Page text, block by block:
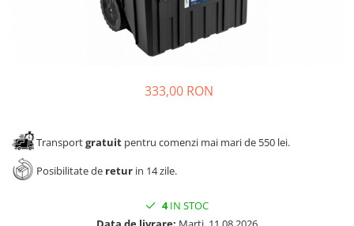
Solutii de curatat & adezivi
333,00 RON
Transportgratuit pentru comenzi mai mari de 550 lei.
Posibilitate de retur in 14 zile.
4IN STOC